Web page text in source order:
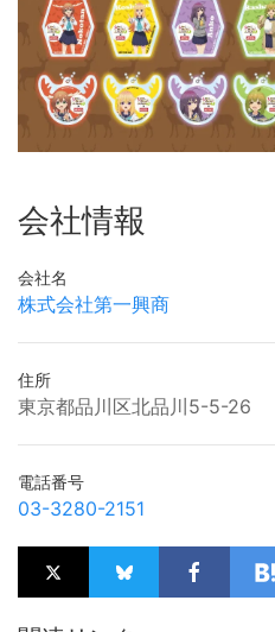
会社情報
会社名
株式会社第一興商
住所
東京都品川区北品川5-5-26
電話番号
03-3280-2151